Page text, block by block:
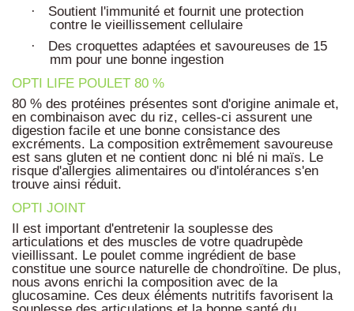
·
Soutient l'immunité et fournit une protection
contre le vieillissement cellulaire
·
Des croquettes adaptées et savoureuses de 15
mm pour une bonne ingestion
OPTI LIFE POULET 80 %
80 % des protéines présentes sont d'origine animale et,
en combinaison avec du riz, celles-ci assurent une
digestion facile et une bonne consistance des
excréments. La composition extrêmement savoureuse
est sans gluten et ne contient donc ni blé ni maïs. Le
risque d'allergies alimentaires ou d'intolérances s'en
trouve ainsi réduit.
OPTI JOINT
Il est important d'entretenir la souplesse des
articulations et des muscles de votre quadrupède
vieillissant. Le poulet comme ingrédient de base
constitue une source naturelle de chondroïtine. De plus,
nous avons enrichi la composition avec de la
glucosamine. Ces deux éléments nutritifs favorisent la